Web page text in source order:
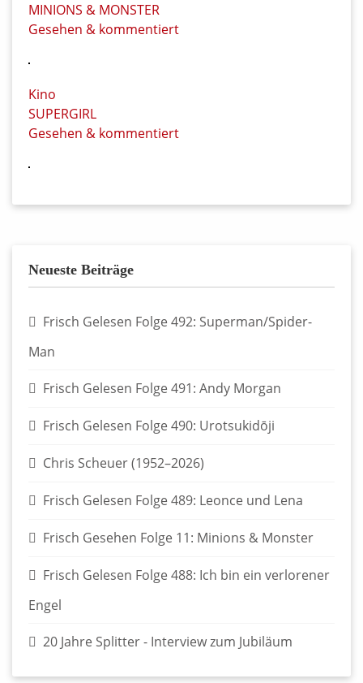
MINIONS & MONSTER
Gesehen & kommentiert
Kino
SUPERGIRL
Gesehen & kommentiert
Neueste Beiträge
Frisch Gelesen Folge 492: Superman/Spider-
Man
Frisch Gelesen Folge 491: Andy Morgan
Frisch Gelesen Folge 490: Urotsukidōji
Chris Scheuer (1952–2026)
Frisch Gelesen Folge 489: Leonce und Lena
Frisch Gesehen Folge 11: Minions & Monster
Frisch Gelesen Folge 488: Ich bin ein verlorener
Engel
20 Jahre Splitter - Interview zum Jubiläum